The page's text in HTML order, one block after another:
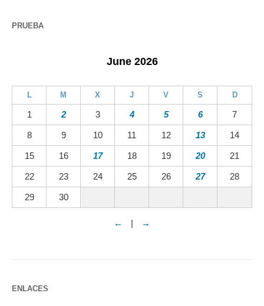
PRUEBA
June 2026
L M X J V S D
1 2 3 4 5 6 7
8 9 10 11 12 13 14
15 16 17 18 19 20 21
22 23 24 25 26 27 28
29 30
← | →
ENLACES